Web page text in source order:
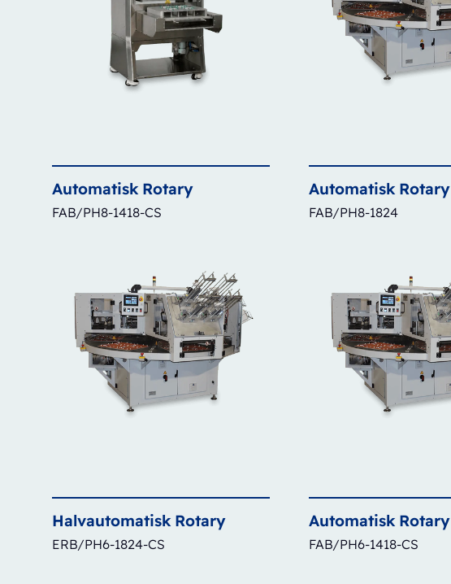
Automatisk Rotary
FAB/PH8-1418-CS
Automatisk Rotary
FAB/PH8-1824
Halvautomatisk Rotary
ERB/PH6-1824-CS
Automatisk Rotary
FAB/PH6-1418-CS